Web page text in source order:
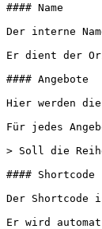
#### Name
Der interne
Er dient der
#### Angebote
Hier werden
Für jedes
> Soll die
#### Shortcode
Der Shortcode
Er wird